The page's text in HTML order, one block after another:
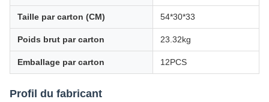
Taille par carton (CM) 54*30*33
Poids brut par carton 23.32kg
Emballage par carton 12PCS
Profil du fabricant